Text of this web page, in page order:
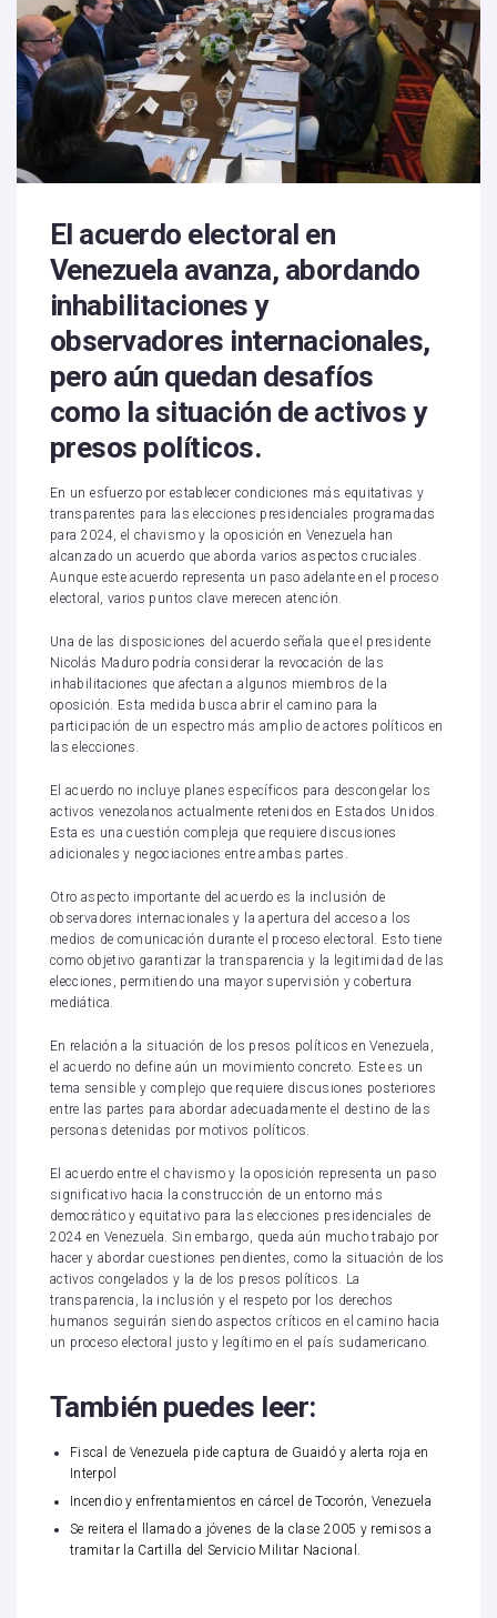
El acuerdo electoral en
Venezuela avanza, abordando
inhabilitaciones y
observadores internacionales,
pero aún quedan desafíos
como la situación de activos y
presos políticos.
En un esfuerzo por establecer condiciones más equitativas y
transparentes para las elecciones presidenciales programadas
para 2024, el chavismo y la oposición en Venezuela han
alcanzado un acuerdo que aborda varios aspectos cruciales.
Aunque este acuerdo representa un paso adelante en el proceso
electoral, varios puntos clave merecen atención.
Una de las disposiciones del acuerdo señala que el presidente
Nicolás Maduro podría considerar la revocación de las
inhabilitaciones que afectan a algunos miembros de la
oposición. Esta medida busca abrir el camino para la
participación de un espectro más amplio de actores políticos en
las elecciones.
El acuerdo no incluye planes específicos para descongelar los
activos venezolanos actualmente retenidos en Estados Unidos.
Esta es una cuestión compleja que requiere discusiones
adicionales y negociaciones entre ambas partes.
Otro aspecto importante del acuerdo es la inclusión de
observadores internacionales y la apertura del acceso a los
medios de comunicación durante el proceso electoral. Esto tiene
como objetivo garantizar la transparencia y la legitimidad de las
elecciones, permitiendo una mayor supervisión y cobertura
mediática.
En relación a la situación de los presos políticos en Venezuela,
el acuerdo no define aún un movimiento concreto. Este es un
tema sensible y complejo que requiere discusiones posteriores
entre las partes para abordar adecuadamente el destino de las
personas detenidas por motivos políticos.
El acuerdo entre el chavismo y la oposición representa un paso
significativo hacia la construcción de un entorno más
democrático y equitativo para las elecciones presidenciales de
2024 en Venezuela. Sin embargo, queda aún mucho trabajo por
hacer y abordar cuestiones pendientes, como la situación de los
activos congelados y la de los presos políticos. La
transparencia, la inclusión y el respeto por los derechos
humanos seguirán siendo aspectos críticos en el camino hacia
un proceso electoral justo y legítimo en el país sudamericano.
También puedes leer:
Fiscal de Venezuela pide captura de Guaidó y alerta roja en
Interpol
Incendio y enfrentamientos en cárcel de Tocorón, Venezuela
Se reitera el llamado a jóvenes de la clase 2005 y remisos a
tramitar la Cartilla del Servicio Militar Nacional.